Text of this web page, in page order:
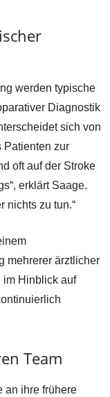
werden typische
Diagnostik
sich von
Patienten zur
oft auf der Stroke
erklärt Saage.
nichts zu tun.“
mehrerer ärztlicher
im Hinblick auf
Team
an ihre frühere